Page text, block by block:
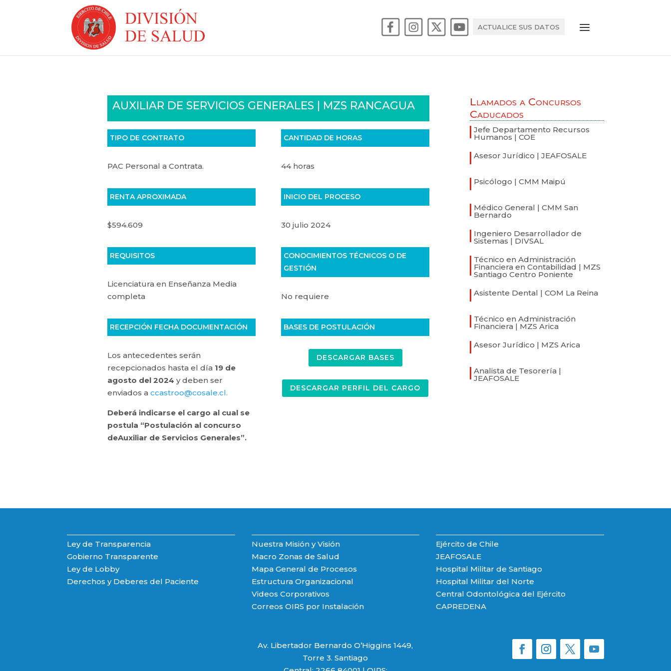
ACTUALICE SUS DATOS
AUXILIAR DE SERVICIOS GENERALES | MZS RANCAGUA
TIPO DE CONTRATO
PAC Personal a Contrata.
CANTIDAD DE HORAS
44 horas
RENTA APROXIMADA
$594.609
INICIO DEL PROCESO
30 julio 2024
REQUISITOS
Licenciatura en Enseñanza Media
completa
CONOCIMIENTOS TÉCNICOS O DE
GESTIÓN
No requiere
RECEPCIÓN FECHA DOCUMENTACIÓN
Los antecedentes serán
recepcionados hasta el día 19 de
agosto del 2024 y deben ser
enviados accastroo@cosale.cl.
Deberá indicarse el cargo al cual se
postula “Postulación al concurso
deAuxiliar de Servicios Generales”.
BASES DE POSTULACIÓN
DESCARGAR BASES
DESCARGAR PERFIL DEL CARGO
Llamados a Concursos
Caducados
Jefe Departamento Recursos
Humanos | COE
Asesor Jurídico | JEAFOSALE
Psicólogo | CMM Maipú
Médico General | CMM San
Bernardo
Ingeniero Desarrollador de
Sistemas | DIVSAL
Técnico en Administración
Financiera en Contabilidad | MZS
Santiago Centro Poniente
Asistente Dental | COM La Reina
Técnico en Administración
Financiera | MZS Arica
Asesor Jurídico | MZS Arica
Analista de Tesorería |
JEAFOSALE
Ley de Transparencia
Gobierno Transparente
Ley de Lobby
Derechos y Deberes del Paciente
Nuestra Misión y Visión
Macro Zonas de Salud
Mapa General de Procesos
Estructura Organizacional
Videos Corporativos
Correos OIRS por Instalación
Ejército de Chile
JEAFOSALE
Hospital Militar de Santiago
Hospital Militar del Norte
Central Odontológica del Ejército
CAPREDENA
Av. Libertador Bernardo O’Higgins 1449,
Torre 3. Santiago